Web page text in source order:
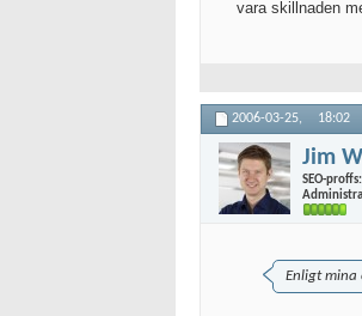
vara skillnaden
2006-03-25, 18:02
Jim
SEO-proffs:
Enligt mina